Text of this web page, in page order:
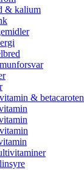
& kalium
& betacaroten